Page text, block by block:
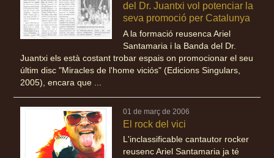
del Dr. Juantxi vol potenciar la
seva promoció per Catalunya
A la formació reusenca Ariel
Santamaria i la Banda del Dr.
Juantxi els està costant trobar espais on promocionar el seu
últim disc "Miracles de l'home viciós" (Edicions Singulars,
2005), encara que ...
01 de març de 2006
El rock del vici
L'inclassificable cantautor rocker
reusenc Ariel Santamaria ja té